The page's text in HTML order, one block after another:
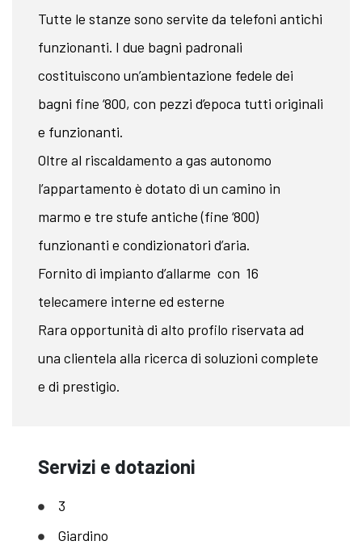
Tutte le stanze sono servite da telefoni antichi
funzionanti. I due bagni padronali
costituiscono un’ambientazione fedele dei
bagni fine ‘800, con pezzi d’epoca tutti originali
e funzionanti.
Oltre al riscaldamento a gas autonomo
l’appartamento è dotato di un camino in
marmo e tre stufe antiche (fine ‘800)
funzionanti e condizionatori d’aria.
Fornito di impianto d’allarme con 16
telecamere interne ed esterne
Rara opportunità di alto profilo riservata ad
una clientela alla ricerca di soluzioni complete
e di prestigio.
Servizi e dotazioni
3
Giardino